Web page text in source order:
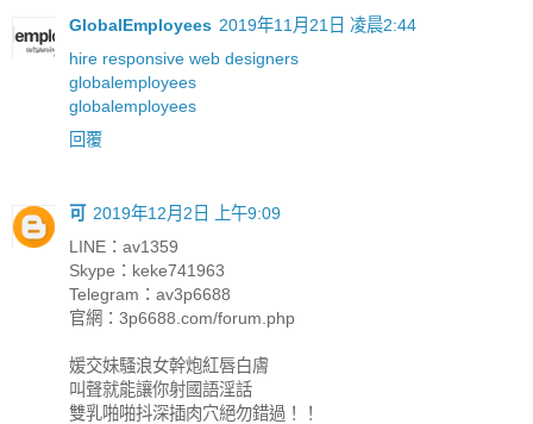
GlobalEmployees 2019年11月21日 凌晨2:44
hire responsive web designers
globalemployees
globalemployees
回覆
可
2019年12月2日 上午9:09
LINE：av1359
Skype：keke741963
Telegram：av3p6688
官網：3p6688.com/forum.php
媛交妹騷浪女幹炮紅唇白膚
叫聲就能讓你射國語淫話
雙乳啪啪抖深插肉穴絕勿錯過！！